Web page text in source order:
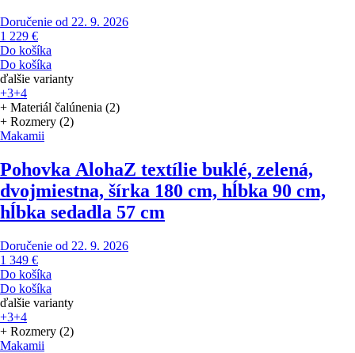
Doručenie od 22. 9. 2026
1 229 €
Do košíka
Do košíka
ďalšie varianty
+3+4
+ Materiál čalúnenia (2)
+ Rozmery (2)
Makamii
Pohovka AlohaZ textílie buklé, zelená,
dvojmiestna, šírka 180 cm, hĺbka 90 cm,
hĺbka sedadla 57 cm
Doručenie od 22. 9. 2026
1 349 €
Do košíka
Do košíka
ďalšie varianty
+3+4
+ Rozmery (2)
Makamii